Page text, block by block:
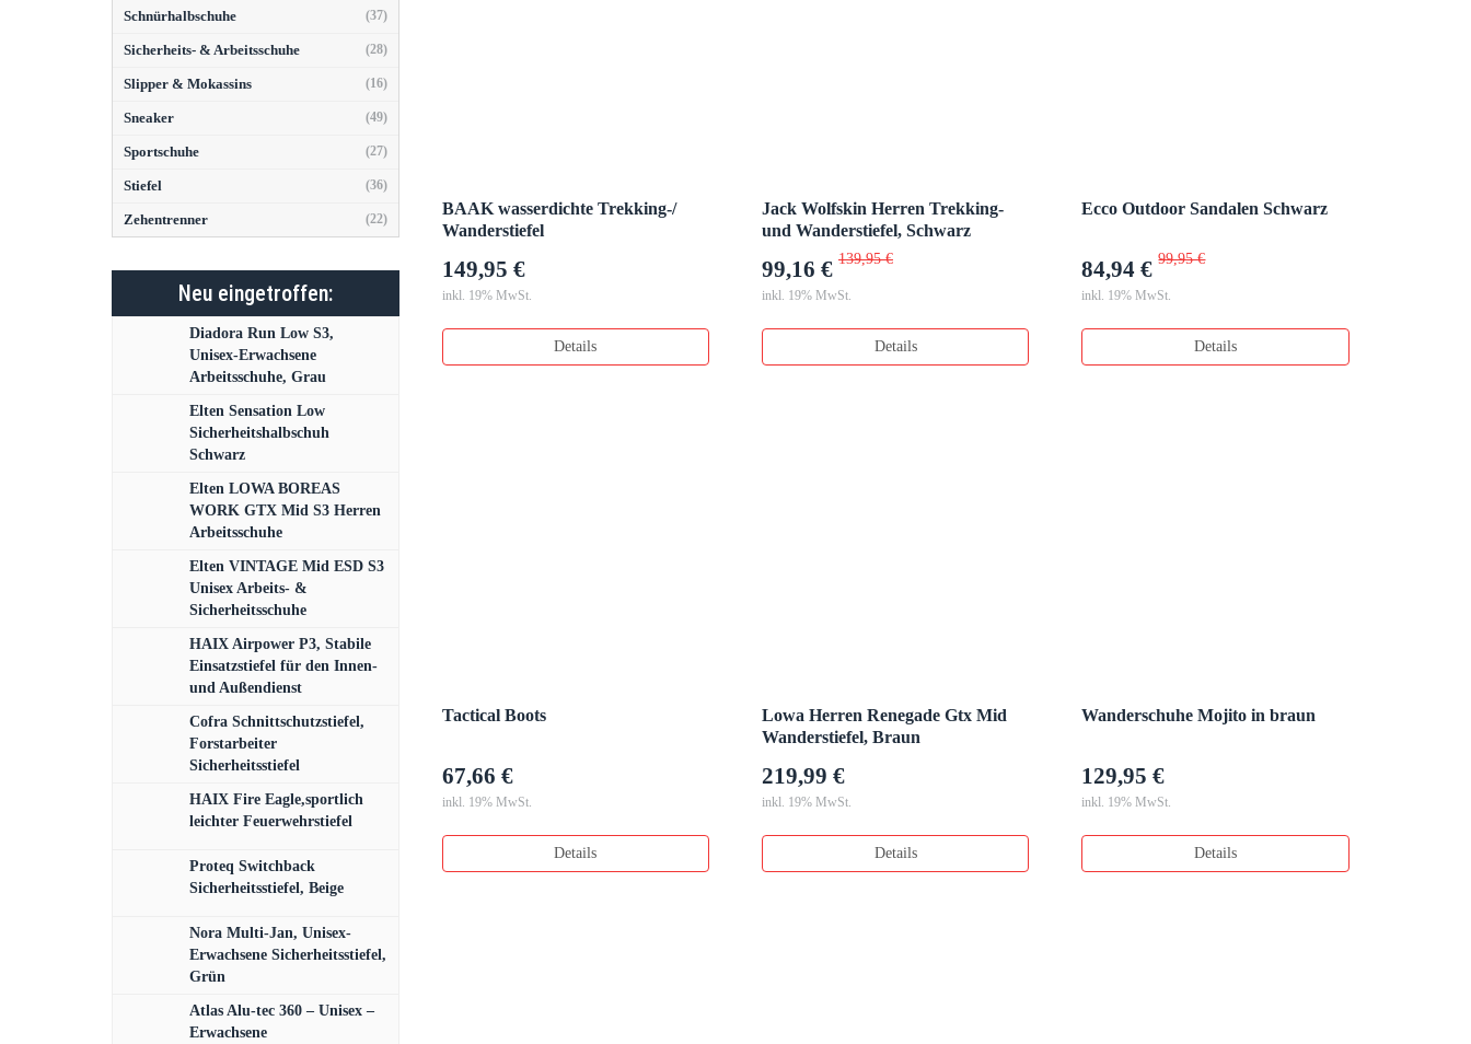
BAAK wasserdichte Trekking-/
Wanderstiefel
149,95 €
inkl. 19% MwSt.
Details
Jack Wolfskin Herren Trekking-
und Wanderstiefel, Schwarz
99,16 € 139,95 €
inkl. 19% MwSt.
Details
Ecco Outdoor Sandalen Schwarz
84,94 €99,95 €
inkl. 19% MwSt.
Details
Tactical Boots
67,66 €
inkl. 19% MwSt.
Details
Lowa Herren Renegade Gtx Mid
Wanderstiefel, Braun
219,99 €
inkl. 19% MwSt.
Details
Wanderschuhe Mojito in braun
129,95 €
inkl. 19% MwSt.
Details
Schnürhalbschuhe (37)
Sicherheits- & Arbeitsschuhe (28)
Slipper & Mokassins (16)
Sneaker (49)
Sportschuhe (27)
Stiefel (36)
Zehentrenner (22)
Neu eingetroffen:
Diadora Run Low S3,
Unisex-Erwachsene
Arbeitsschuhe, Grau
Elten Sensation Low
Sicherheitshalbschuh
Schwarz
Elten LOWA BOREAS
WORK GTX Mid S3 Herren
Arbeitsschuhe
Elten VINTAGE Mid ESD S3
Unisex Arbeits- &
Sicherheitsschuhe
HAIX Airpower P3, Stabile
Einsatzstiefel für den Innen-
und Außendienst
Cofra Schnittschutzstiefel,
Forstarbeiter
Sicherheitsstiefel
HAIX Fire Eagle,sportlich
leichter Feuerwehrstiefel
Proteq Switchback
Sicherheitsstiefel, Beige
Nora Multi-Jan, Unisex-
Erwachsene Sicherheitsstiefel,
Grün
Atlas Alu-tec 360 – Unisex –
Erwachsene